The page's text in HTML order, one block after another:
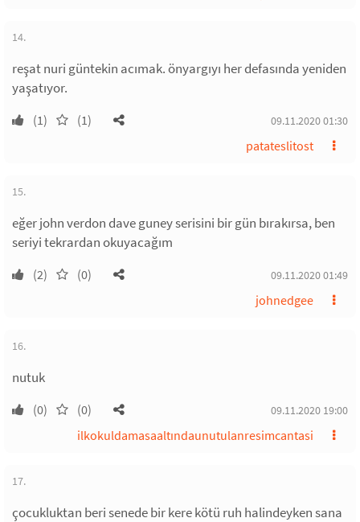
14.
reşat nuri güntekin acımak. önyargıyı her defasında yeniden
yaşatıyor.
(1) (1) 09.11.2020 01:30
patateslitost
15.
eğer john verdon dave guney serisini bir gün bırakırsa, ben
seriyi tekrardan okuyacağım
(2) (0) 09.11.2020 01:49
johnedgee
16.
nutuk
(0) (0) 09.11.2020 19:00
ilkokuldamasaaltındaunutulanresimcantasi
17.
çocukluktan beri senede bir kere kötü ruh halindeyken sana